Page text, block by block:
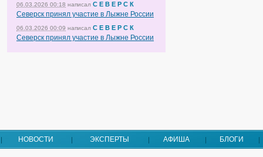
06.03.2026 00:18 написал С Е В Е Р С К
Северск принял участие в Лыжне России
06.03.2026 00:09 написал С Е В Е Р С К
Северск принял участие в Лыжне России
НОВОСТИ ЭКСПЕРТЫ АФИША БЛОГИ